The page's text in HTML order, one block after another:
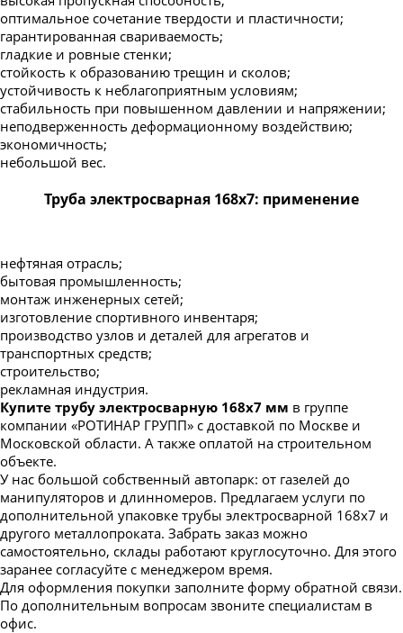
оптимальное сочетание твердости и пластичности;
гарантированная свариваемость;
гладкие и ровные стенки;
стойкость к образованию трещин и сколов;
устойчивость к неблагоприятным условиям;
стабильность при повышенном давлении и напряжении;
неподверженность деформационному воздействию;
экономичность;
небольшой вес.
Труба электросварная 168х7: применение
нефтяная отрасль;
бытовая промышленность;
монтаж инженерных сетей;
изготовление спортивного инвентаря;
производство узлов и деталей для агрегатов и
транспортных средств;
строительство;
рекламная индустрия.
Купите трубу электросварную 168х7 мм в группе
компании «РОТИНАР ГРУПП» с доставкой по Москве и
Московской области. А также оплатой на строительном
объекте.
У нас большой собственный автопарк: от газелей до
манипуляторов и длинномеров. Предлагаем услуги по
дополнительной упаковке трубы электросварной 168х7 и
другого металлопроката. Забрать заказ можно
самостоятельно, склады работают круглосуточно. Для этого
заранее согласуйте с менеджером время.
Для оформления покупки заполните форму обратной связи.
По дополнительным вопросам звоните специалистам в
офис.